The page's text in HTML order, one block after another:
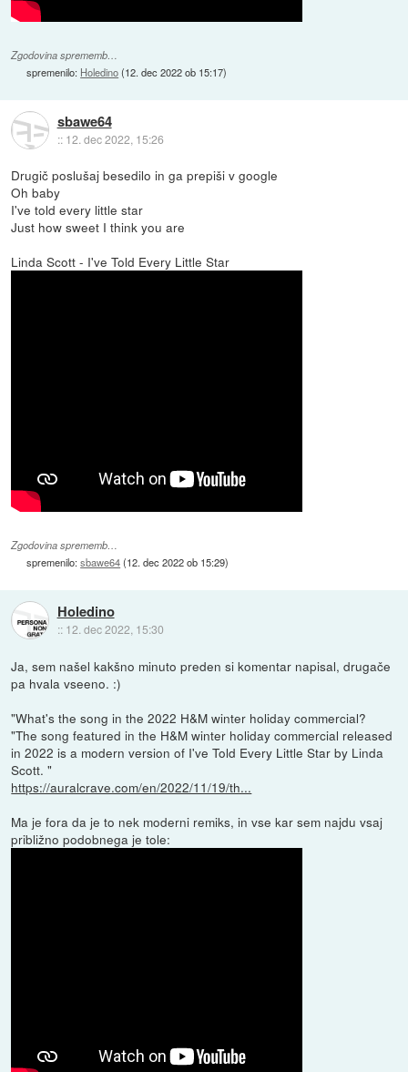
Zgodovina sprememb…
spremenilo: Holedino(12. dec 2022 ob 15:17)
sbawe64
:: 12. dec 2022, 15:26
Drugič poslušaj besedilo in ga prepiši v google
Oh baby
I've told every little star
Just how sweet I think you are
Linda Scott - I've Told Every Little Star
Zgodovina sprememb…
spremenilo:sbawe64(12. dec 2022 ob 15:29)
Holedino
:: 12. dec 2022, 15:30
Ja, sem našel kakšno minuto preden si komentar napisal, drugače
pa hvala vseeno. :)
"What's the song in the 2022 H&M winter holiday commercial?
"The song featured in the H&M winter holiday commercial released
in 2022 is a modern version of I've Told Every Little Star by Linda
Scott. "
https://auralcrave.com/en/2022/11/19/th...
Ma je fora da je to nek moderni remiks, in vse kar sem najdu vsaj
približno podobnega je tole: